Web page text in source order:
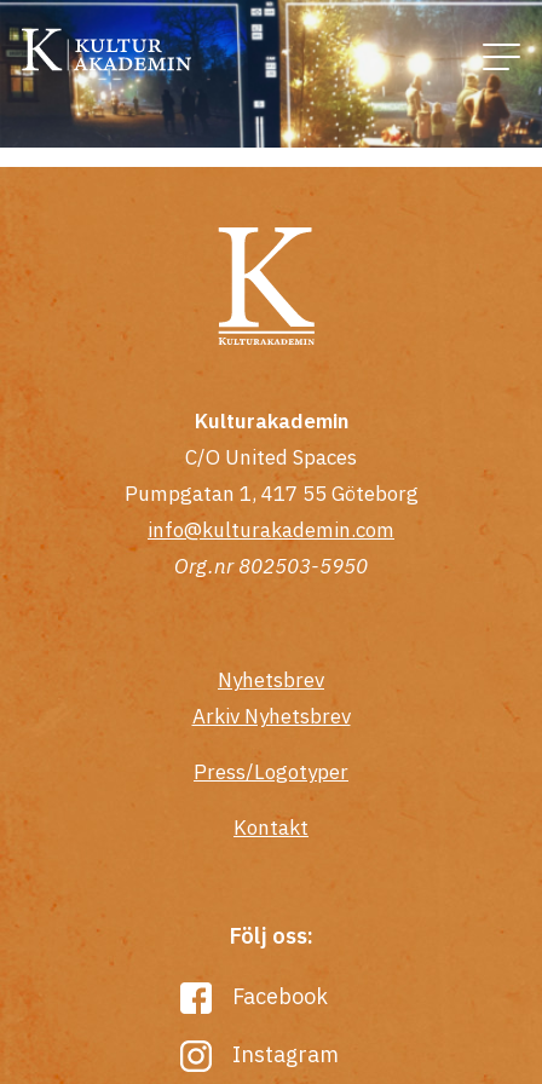
Kulturakademin
C/O United Spaces
Pumpgatan 1, 417 55 Göteborg
info@kulturakademin.com
Org.nr 802503-5950
Nyhetsbrev
Arkiv Nyhetsbrev
Press/Logotyper
Kontakt
Följ oss:
Facebook
Instagram